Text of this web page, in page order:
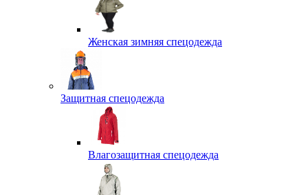
Женская зимняя спецодежда
Защитная спецодежда
Влагозащитная спецодежда